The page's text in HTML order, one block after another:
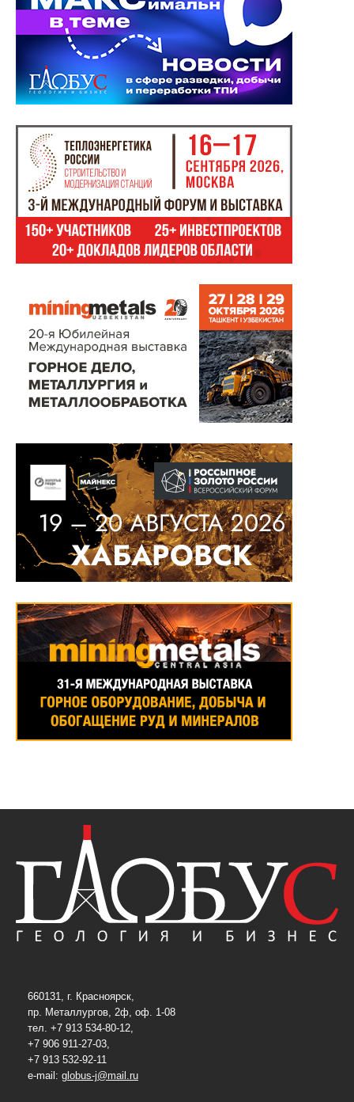
660131, г. Красноярск,
пр. Металлургов, 2ф, оф. 1-08
тел. +7 913 534-80-12,
+7 906 911-27-03,
+7 913 532-92-11
e-mail: globus-j@mail.ru